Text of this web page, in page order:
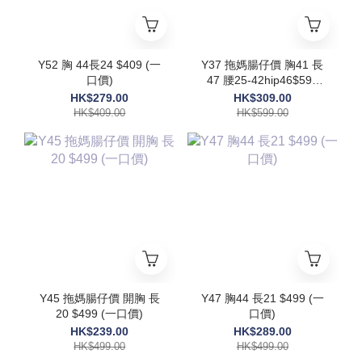
Y52 胸 44長24 $409 (一
口價)
HK$279.00
HK$409.00
Y37 拖媽腸仔價 胸41 長
47 腰25-42hip46$599
(一口價)
HK$309.00
HK$599.00
Y45 拖媽腸仔價 開胸 長
20 $499 (一口價)
HK$239.00
HK$499.00
Y47 胸44 長21 $499 (一
口價)
HK$289.00
HK$499.00